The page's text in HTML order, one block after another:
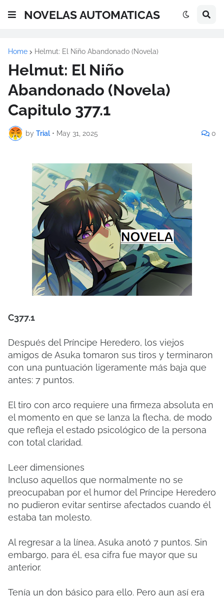
NOVELAS AUTOMATICAS
Home Helmut: El Niño Abandonado (Novela)
Helmut: El Niño
Abandonado (Novela)
Capitulo 377.1
by Trial • May 31, 2025 0
C377.1
Después del Príncipe Heredero, los viejos
amigos de Asuka tomaron sus tiros y terminaron
con una puntuación ligeramente más baja que
antes: 7 puntos.
El tiro con arco requiere una firmeza absoluta en
el momento en que se lanza la flecha, de modo
que refleja el estado psicológico de la persona
con total claridad.
Leer dimensiones
Incluso aquellos que normalmente no se
preocupaban por el humor del Príncipe Heredero
no pudieron evitar sentirse afectados cuando él
estaba tan molesto.
Al regresar a la línea, Asuka anotó 7 puntos. Sin
embargo, para él, esa cifra fue mayor que su
anterior.
Tenía un don básico para ello. Pero aun así era